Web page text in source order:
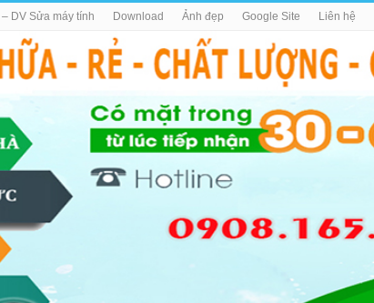
DV Sửa máy tính Download Ảnh đẹp Google Site Liên hệ